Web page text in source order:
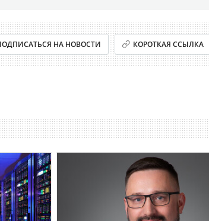
НА НОВОСТИ КОРОТКАЯ ССЫЛКА